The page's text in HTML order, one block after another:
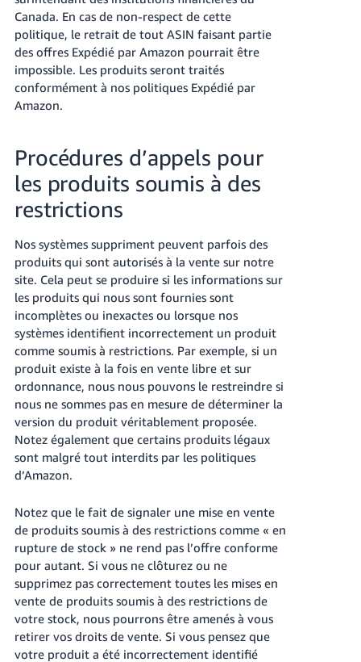
Canada. En cas de non-respect de cette
politique, le retrait de tout ASIN faisant partie
des offres Expédié par Amazon pourrait être
impossible. Les produits seront traités
conformément à nos politiques Expédié par
Amazon.
Procédures d’appels pour
les produits soumis à des
restrictions
Nos systèmes suppriment peuvent parfois des
produits qui sont autorisés à la vente sur notre
site. Cela peut se produire si les informations sur
les produits qui nous sont fournies sont
incomplètes ou inexactes ou lorsque nos
systèmes identifient incorrectement un produit
comme soumis à restrictions. Par exemple, si un
produit existe à la fois en vente libre et sur
ordonnance, nous nous pouvons le restreindre si
nous ne sommes pas en mesure de déterminer la
version du produit véritablement proposée.
Notez également que certains produits légaux
sont malgré tout interdits par les politiques
d’Amazon.
Notez que le fait de signaler une mise en vente
de produits soumis à des restrictions comme « en
rupture de stock » ne rend pas l’offre conforme
pour autant. Si vous ne clôturez ou ne
supprimez pas correctement toutes les mises en
vente de produits soumis à des restrictions de
votre stock, nous pourrons être amenés à vous
retirer vos droits de vente. Si vous pensez que
votre produit a été incorrectement identifié